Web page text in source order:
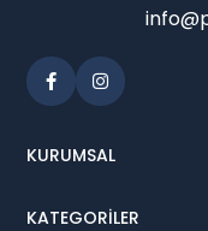
KURUMSAL
KATEGORİLER